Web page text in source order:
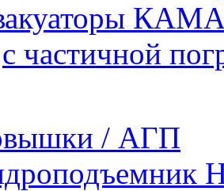
с частичной
/ АГП